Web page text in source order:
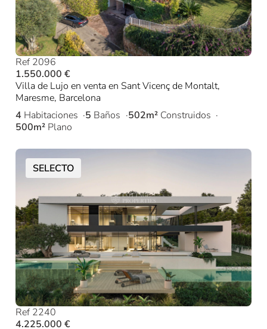
Ref 2096
1.550.000 €
Villa de Lujo en venta en Sant Vicenç de Montalt,
Maresme, Barcelona
4 Habitaciones 5 Baños 502m² Construidos
500m² Plano
SELECTO
Ref 2240
4.225.000 €